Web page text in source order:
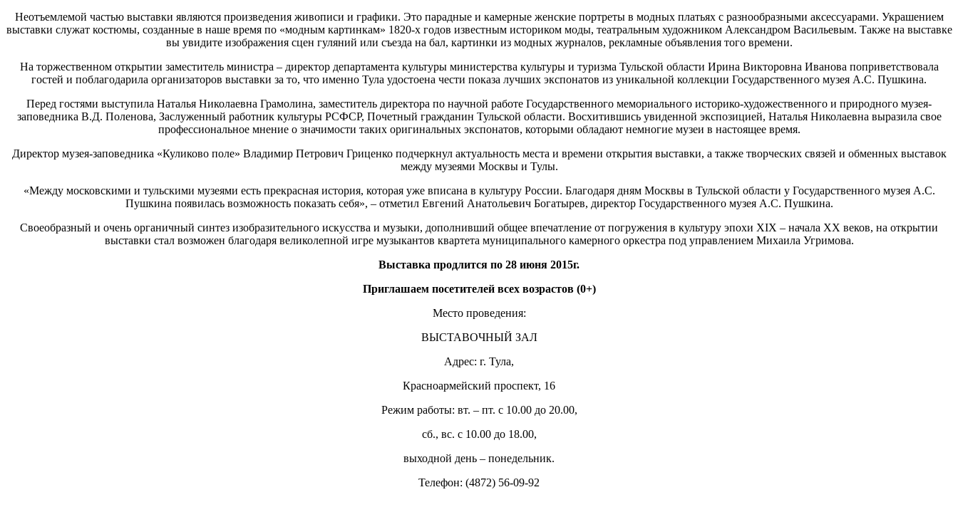
Неотъемлемой частью выставки являются произведения живописи и графики. Это парадные и камерные женские портреты в модных платьях с разнообразными аксессуарами. Украшением
выставки служат костюмы, созданные в наше время по «модным картинкам» 1820-х годов известным историком моды, театральным художником Александром Васильевым. Также на выставке
вы увидите изображения сцен гуляний или съезда на бал, картинки из модных журналов, рекламные объявления того времени.
На торжественном открытии заместитель министра – директор департамента культуры министерства культуры и туризма Тульской области Ирина Викторовна Иванова поприветствовала
гостей и поблагодарила организаторов выставки за то, что именно Тула удостоена чести показа лучших экспонатов из уникальной коллекции Государственного музея А.С. Пушкина.
Перед гостями выступила Наталья Николаевна Грамолина, заместитель директора по научной работе Государственного мемориального историко-художественного и природного музея-
заповедника В.Д. Поленова, Заслуженный работник культуры РСФСР, Почетный гражданин Тульской области. Восхитившись увиденной экспозицией, Наталья Николаевна выразила свое
профессиональное мнение о значимости таких оригинальных экспонатов, которыми обладают немногие музеи в настоящее время.
Директор музея-заповедника «Куликово поле» Владимир Петрович Гриценко подчеркнул актуальность места и времени открытия выставки, а также творческих связей и обменных выставок
между музеями Москвы и Тулы.
«Между московскими и тульскими музеями есть прекрасная история, которая уже вписана в культуру России. Благодаря дням Москвы в Тульской области у Государственного музея А.С.
Пушкина появилась возможность показать себя», – отметил Евгений Анатольевич Богатырев, директор Государственного музея А.С. Пушкина.
Своеобразный и очень органичный синтез изобразительного искусства и музыки, дополнивший общее впечатление от погружения в культуру эпохи XIX – начала XX веков, на открытии
выставки стал возможен благодаря великолепной игре музыкантов квартета муниципального камерного оркестра под управлением Михаила Угримова.
Выставка продлится по 28 июня 2015г.
Приглашаем посетителей всех возрастов (0+)
Место проведения:
ВЫСТАВОЧНЫЙ ЗАЛ
Адрес: г. Тула,
Красноармейский проспект, 16
Режим работы: вт. – пт. с 10.00 до 20.00,
сб., вс. с 10.00 до 18.00,
выходной день – понедельник.
Телефон: (4872) 56-09-92